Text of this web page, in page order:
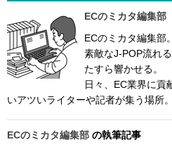
ECのミカタ編集部
ECのミカタ編集部。
素敵なJ-POP流れ
たすら響かせる。
日々、EC業界に貢
いアツいライターや記者が集う場所。
ECのミカタ編集部 の執筆記事